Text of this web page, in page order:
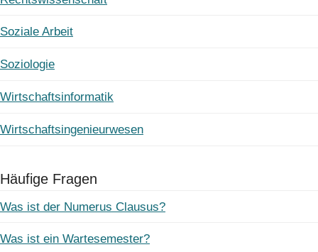
Soziale Arbeit
Soziologie
Wirtschaftsinformatik
Wirtschaftsingenieurwesen
Häufige Fragen
Was ist der Numerus Clausus?
Was ist ein Wartesemester?